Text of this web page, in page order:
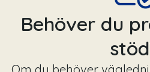
Behöver du